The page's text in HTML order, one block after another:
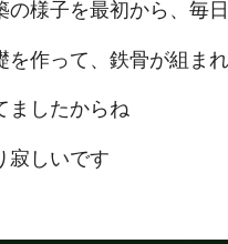
の様子を最初から、毎
を作って、鉄骨が組ま
ましたからね
寂しいです